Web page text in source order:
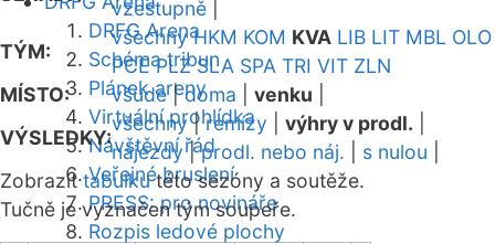
DRFG Arena
Schéma tribun
Plánek areny
Virtuální prohlídka
Návštěvní řád
Veřejné bruslení
PRESS: pro novináře
Rozpis ledové plochy
vzestupně
TÝM:
všechny HKM KOM KVA LIB LIT MBL OLO
PCE PLZ SLA SPA TRI VIT ZLN
MÍSTO:
všude|doma venku
VÝSLEDKY:
všechny|remízy výhry v prodl.
nájezdy|prodl. nebo náj. s nulou
Zobrazittabulkutéto sezóny a soutěže.
Tučně je vyznačen tým soupeře.